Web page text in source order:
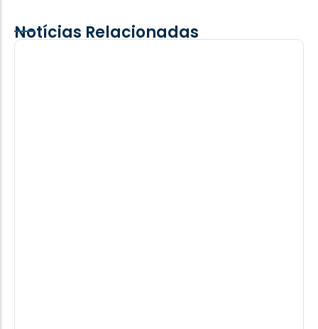
Notícias Relacionadas